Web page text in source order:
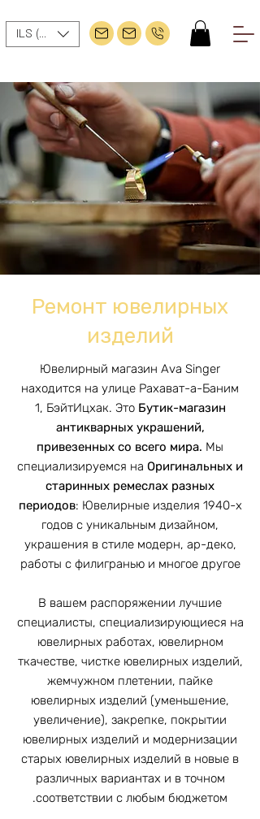
ILS (₪)
Ремонт ювелирных
изделий
Ювелирный магазин Ava Singer
находится на улице Рахават-а-Баним
1, БэйтИцхак. Это Бутик-магазин
антикварных украшений,
привезенных со всего мира. Мы
специализируемся на Оригинальных и
старинных ремеслах разных
периодов: Ювелирные изделия 1940-х
годов с уникальным дизайном,
украшения в стиле модерн, ар-деко,
работы с филигранью и многое другое
В вашем распоряжении лучшие
специалисты, специализирующиеся на
ювелирных работах, ювелирном
ткачестве, чистке ювелирных изделий,
жемчужном плетении, пайке
ювелирных изделий (уменьшение,
увеличение), закрепке, покрытии
ювелирных изделий и модернизации
старых ювелирных изделий в новые в
различных вариантах и в точном
соответствии с любым бюджетом.